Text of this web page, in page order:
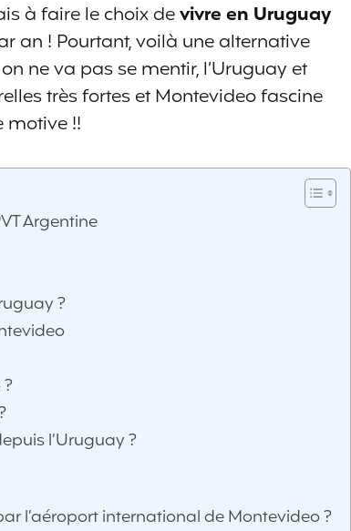
à faire le choix devivre en Uruguay
an ! Pourtant, voilà une alternative
ne va pas se mentir, l’Uruguay et
très fortes et Montevideo fascine
motive !!
Argentine
?
l’Uruguay ?
l’aéroport international de Montevideo ?